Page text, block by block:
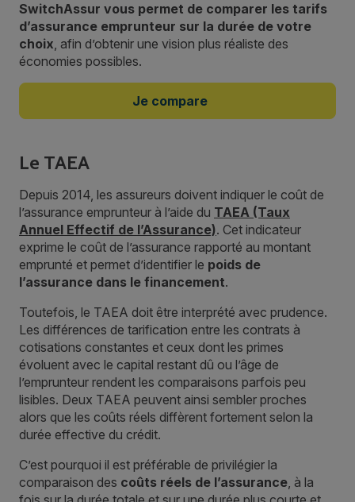
SwitchAssur vous permet de comparer les tarifs
d’assurance emprunteur sur la durée de votre
choix, afin d’obtenir une vision plus réaliste des
économies possibles.
Je compare
Le TAEA
Depuis 2014, les assureurs doivent indiquer le coût de
l’assurance emprunteur à l’aide du TAEA (Taux
Annuel Effectif de l’Assurance). Cet indicateur
exprime le coût de l’assurance rapporté au montant
emprunté et permet d’identifier le poids de
l’assurance dans le financement.
Toutefois, le TAEA doit être interprété avec prudence.
Les différences de tarification entre les contrats à
cotisations constantes et ceux dont les primes
évoluent avec le capital restant dû ou l’âge de
l’emprunteur rendent les comparaisons parfois peu
lisibles. Deux TAEA peuvent ainsi sembler proches
alors que les coûts réels diffèrent fortement selon la
durée effective du crédit.
C’est pourquoi il est préférable de privilégier la
comparaison des coûts réels de l’assurance, à la